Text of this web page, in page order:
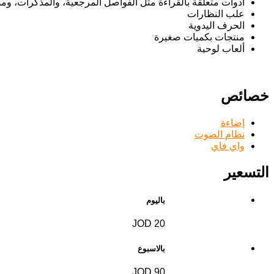
علب النظارات
الحرف اليدوية
منتجات بكميات صغيرة
ألعاب لوحية
خصائص
إضاءة
نظام الصوت
واي فاي
التسعير
باليوم
20 JOD
بالاسبوع